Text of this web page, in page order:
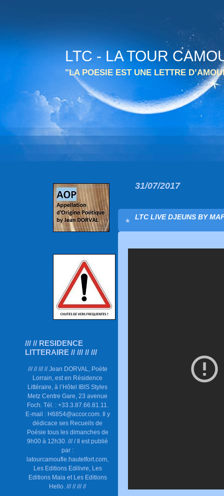
LTC - LA TOUR
"LA POESIE EST UNE LETTRE
/// // RESIDENCE
LITTERAIRE // /// // ///
/// // /// // Jean DORVAL, Poète
Lorrain, est en Résidence
Littéraire, à l’Hôtel IBIS Styles
Metz Centre Gare, 23 avenue
Foch. Tél. : +33.3.87.66.81.11.
E-mail : H6854@accor.com. Il y
dédicace ses Recueils de
Poésie tous les dimanches de
9h00 à 12h30. /// / Il est publié
par :
latourcamoufle.hautetfort.com,
Les Editions Edilivre, Les
Editions Maia et Les Editions
Hello. /// // /// //
31/07/2017
LTC LIVE DJEUNS BY